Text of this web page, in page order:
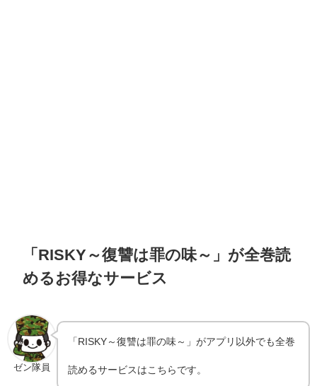
「RISKY～復讐は罪の味～」が全巻読
めるお得なサービス
ゼン隊員
「RISKY～復讐は罪の味～」がアプリ以外でも全巻
読めるサービスはこちらです。